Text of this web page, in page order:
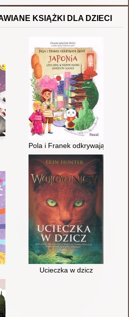
KSIĄŻKI DLA DZIECI
Pola i Franek odkrywają świat
Ucieczka w dzicz